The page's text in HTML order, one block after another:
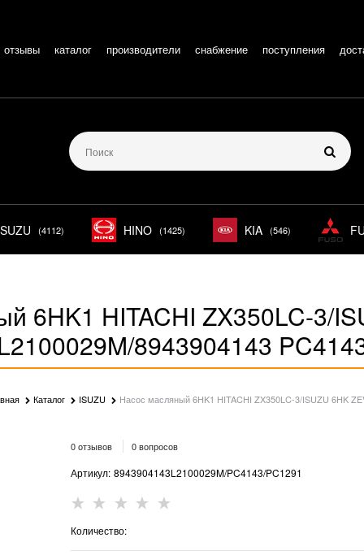
отзывы каталог производители снабжение поступления
(4112) HINO (1425) KIA (546)
6HK1 HITACHI ZX350LC-3/
8943904143
Каталог ISUZU Насос масляный 6HK1 HITACHI ZX350LC-3/ISUZU 6HK
0 отзывов 0 вопросов
Артикул: 8943904143L2100029M/PC4143/PC1291
Количество: